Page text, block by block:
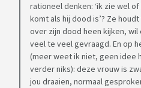
rationeel denken: ‘ik zie wel
komt als hij dood is’? Ze
over zijn dood heen kijken,
veel te veel gevraagd. En op
(meer weet ik niet, geen idee
verder niks): deze vrouw is
jou draaien, normaal